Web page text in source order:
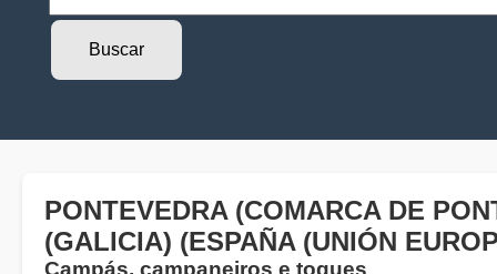
PONTEVEDRA (COMARCA DE
(GALICIA) (ESPAÑA (UNIÓN
Campás, campaneiros e toques